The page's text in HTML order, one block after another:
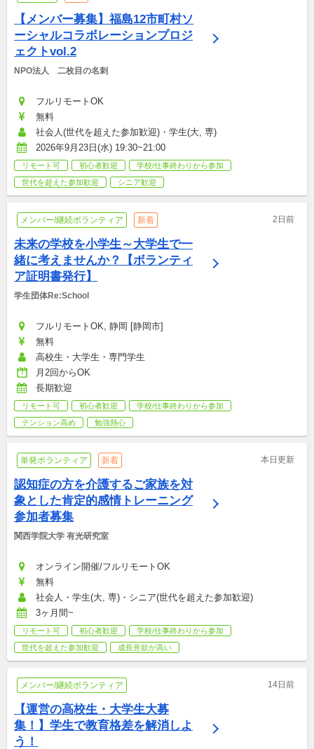
【メンバー募集】福島12市町村ソ
ーシャルコラボレーションプロジ
ェクトvol.2
NPO法人　二枚目の名刺
フルリモートOK
無料
社会人(世代を超えた参加歓迎)・学生(大, 専)
2026年9月23日(水) 19:30~21:00
リモート可 初心者歓迎
学校/仕事終わりから参加
世代を超えた参加歓迎
シニア歓迎
メンバー/継続ボランティア 新着 2日前
未来の学校を小学生～大学生で一
緒に考えませんか？【ボランティ
ア証明書発行】
学生団体Re:School
フルリモートOK, 静岡 [静岡市]
無料
高校生・大学生・専門学生
月2回からOK
長期歓迎
リモート可 初心者歓迎
学校/仕事終わりから参加
テンション高め
勉強熱心
単発ボランティア 新着 本日更新
認知症の方を介護するご家族を対
象とした肯定的感情トレーニング
参加者募集
関西学院大学 有光研究室
オンライン開催/フルリモートOK
無料
社会人・学生(大, 専)・シニア(世代を超えた参加歓迎)
3ヶ月間~
リモート可 初心者歓迎
学校/仕事終わりから参加
世代を超えた参加歓迎
成長意欲が高い
メンバー/継続ボランティア 14日前
【運営の高校生・大学生大募
集！】学生で教育格差を解消しよ
う！